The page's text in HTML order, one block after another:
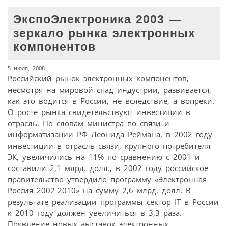
ЭкспоЭлектроника 2003 —
зеркало рынка электронных
компонентов
5 июля, 2008
Российский рынок электронных компонентов,
несмотря на мировой спад индустрии, развивается,
как это водится в России, не вследствие, а вопреки.
О росте рынка свидетельствуют инвестиции в
отрасль. По словам министра по связи и
информатизации РФ Леонида Реймана, в 2002 году
инвестиции в отрасль связи, крупного потребителя
ЭК, увеличились на 11% по сравнению с 2001 и
составили 2,1 млрд. долл., в 2002 году российское
правительство утвердило программу «Электронная
Россия 2002-2010» на сумму 2,6 млрд. долл. В
результате реализации программы сектор IT в России
к 2010 году должен увеличиться в 3,3 раза.